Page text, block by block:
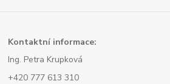
Kontaktní informace:
Ing. Petra Krupková
+420 777 613 310